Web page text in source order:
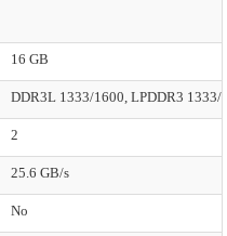
16 GB
DDR3L 1333/1600, LPDDR3 1333/
2
25.6 GB/s
No